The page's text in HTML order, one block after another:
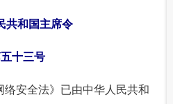
共和国主席令
十三号
安全法》已由中华人民共和